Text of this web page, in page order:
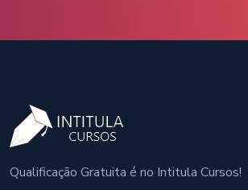
Qualificação Gratuita é no Intitula Cursos!